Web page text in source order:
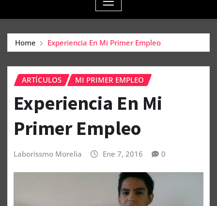
Home Experiencia En Mi Primer Empleo
ARTÍCULOS MI PRIMER EMPLEO
Experiencia En Mi
Primer Empleo
Laborissmo Morelia Ene 7, 2016 0